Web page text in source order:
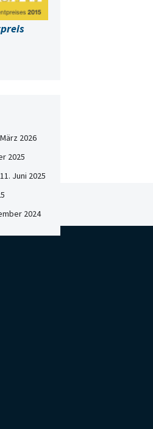
2026
2025
11. Juni 2025
2024